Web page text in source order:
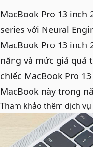
MacBook Pro 13 inch
series với Neural
MacBook Pro 13
năng và mức giá quá
chiếc MacBook Pro
MacBook này trong
Tham khảo thêm dịch vụ